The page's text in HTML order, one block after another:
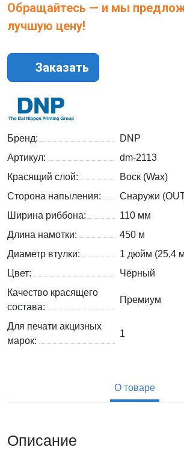
Обращайтесь — и мы
лучшую цену!
Заказать
Бренд:
DNP
Артикул:
dm-2113
Красящий слой:
Воск (Wax)
Сторона напыления:
Снаружи
Ширина риббона:
110 мм
Длина намотки:
450 м
Диаметр втулки:
1 дюйм (25,4
Цвет:
Чёрный
Качество красящего
состава:
Премиум
Для печати акцизных
марок:
1
О товаре
Описание